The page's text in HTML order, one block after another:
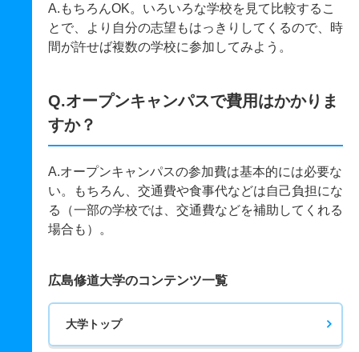
A.もちろんOK。いろいろな学校を見て比較するこ
とで、より自分の志望もはっきりしてくるので、時
間が許せば複数の学校に参加してみよう。
Q.オープンキャンパスで費用はかかりま
すか？
A.オープンキャンパスの参加費は基本的には必要な
い。もちろん、交通費や食事代などは自己負担にな
る（一部の学校では、交通費などを補助してくれる
場合も）。
広島修道大学のコンテンツ一覧
大学トップ